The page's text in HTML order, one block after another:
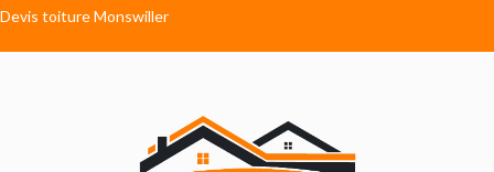
Devis toiture Monswiller